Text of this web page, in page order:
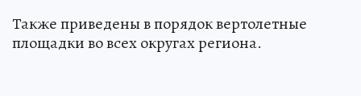
Также приведены в порядок вертолетные
площадки во всех округах региона.